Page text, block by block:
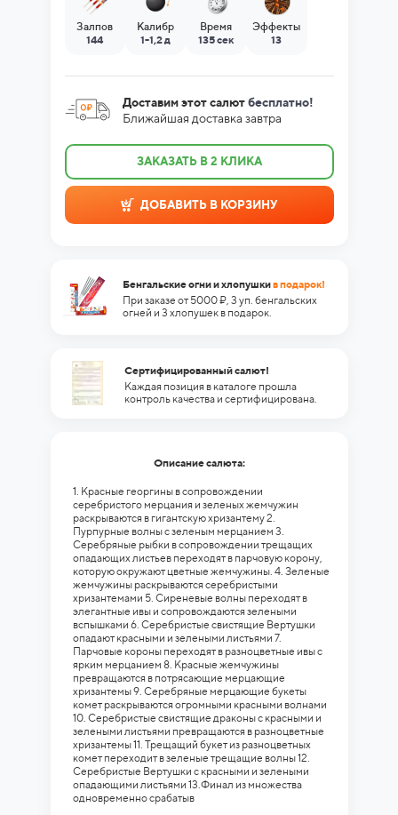
Залпов
144
Калибр
1-1,2 д
Время
135 сек
Эффекты
13
Доставим этот салютбесплатно!
Ближайшая доставка завтра
ЗАКАЗАТЬ В 2 КЛИКА
ДОБАВИТЬ В КОРЗИНУ
Бенгальские огни и хлопушкив подарок!
При заказе от 5000 ₽, 3 уп. бенгальских
огней и 3 хлопушек в подарок.
Сертифицированный салют!
Каждая позиция в каталоге прошла
контроль качества и сертифицирована.
Описание салюта:
1. Красные георгины в сопровождении
серебристого мерцания и зеленых жемчужин
раскрываются в гигантскую хризантему 2.
Пурпурные волны с зеленым мерцанием 3.
Серебряные рыбки в сопровождении трещащих
опадающих листьев переходят в парчовую корону,
которую окружают цветные жемчужины. 4. Зеленые
жемчужины раскрываются серебристыми
хризантемами 5. Сиреневые волны переходят в
элегантные ивы и сопровождаются зелеными
вспышками 6. Серебристые свистящие Вертушки
опадают красными и зелеными листьями 7.
Парчовые короны переходят в разноцветные ивы с
ярким мерцанием 8. Красные жемчужины
превращаются в потрясающие мерцающие
хризантемы 9. Серебряные мерцающие букеты
комет раскрываются огромными красными волнами
10. Серебристые свистящие драконы с красными и
зелеными листьями превращаются в разноцветные
хризантемы 11. Трещащий букет из разноцветных
комет переходит в зеленые трещащие волны 12.
Серебристые Вертушки с красными и зелеными
опадающими листьями 13.Финал из множества
одновременно срабатыв